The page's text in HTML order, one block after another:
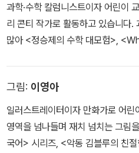
과학·수학 칼럼니스트이자 어린이
리 콘티 작가로 활동하고 있습니다.
많아 <정승제의 수학 대모험>,
게 읽을 수 있는 과학과 역사, 경제
있습니다. 이번에는 수학 학습 만화
어린이의 마음에서 자라나길 기대합
그림: 이영아
일러스트레이터이자 만화가로 어
영역을 넘나들며 재치 넘치는 그림
국어> 시리즈, <악동 김블루의 친